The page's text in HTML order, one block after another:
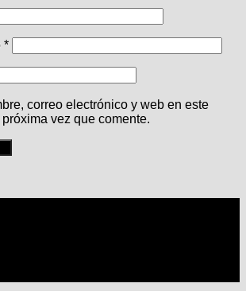
*
correo electrónico y web en este
vez que comente.